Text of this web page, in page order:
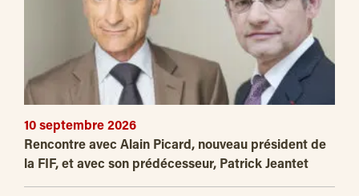
10 septembre 2026
Rencontre avec Alain Picard, nouveau président de
la FIF, et avec son prédécesseur, Patrick Jeantet